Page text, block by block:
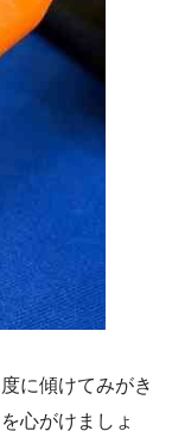
に傾けてみがき
心がけましょ